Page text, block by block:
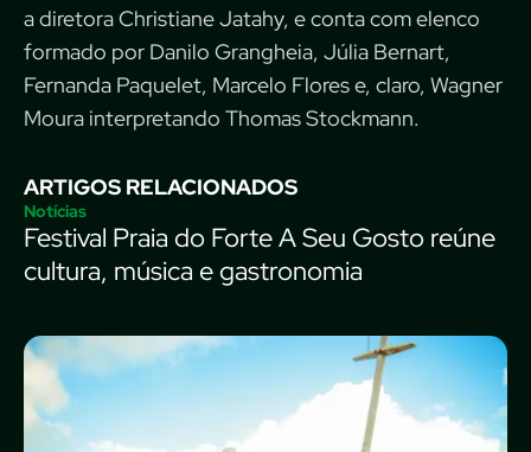
a diretora Christiane Jatahy, e conta com elenco
formado por Danilo Grangheia, Júlia Bernart,
Fernanda Paquelet, Marcelo Flores e, claro, Wagner
Moura interpretando Thomas Stockmann.
ARTIGOS RELACIONADOS
Notícias
Festival Praia do Forte A Seu Gosto reúne
cultura, música e gastronomia